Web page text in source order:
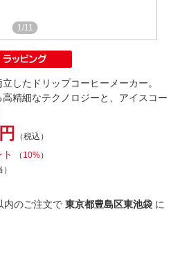
1/11
したドリップコーヒーメーカー。
精細なテクノロジーと、アイスコー
（税込）
（ 10%）
内のご注文で 東京都豊島区東池袋 に